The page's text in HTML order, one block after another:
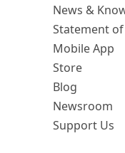
News &
Statement of
Mobile App
Store
Blog
Newsroom
Support Us